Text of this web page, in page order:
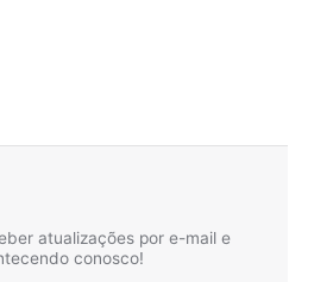
atualizações por e-mail e
conosco!